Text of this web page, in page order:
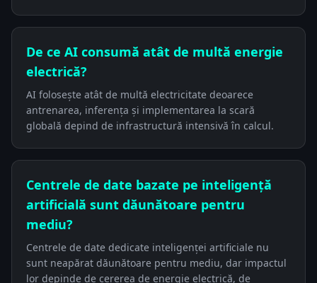
De ce AI consumă atât de multă energie
electrică?
AI folosește atât de multă electricitate deoarece
antrenarea, inferența și implementarea la scară
globală depind de infrastructură intensivă în calcul.
Centrele de date bazate pe inteligență
artificială sunt dăunătoare pentru
mediu?
Centrele de date dedicate inteligenței artificiale nu
sunt neapărat dăunătoare pentru mediu, dar impactul
lor depinde de cererea de energie electrică, de